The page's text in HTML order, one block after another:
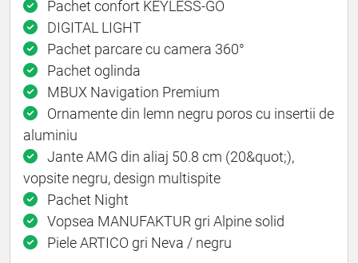
Pachet confort KEYLESS-GO
DIGITAL LIGHT
Pachet parcare cu camera 360°
Pachet oglinda
MBUX Navigation Premium
Ornamente din lemn negru poros cu insertii de
aluminiu
Jante AMG din aliaj 50.8 cm (20&quot;),
vopsite negru, design multispite
Pachet Night
Vopsea MANUFAKTUR gri Alpine solid
Piele ARTICO gri Neva / negru